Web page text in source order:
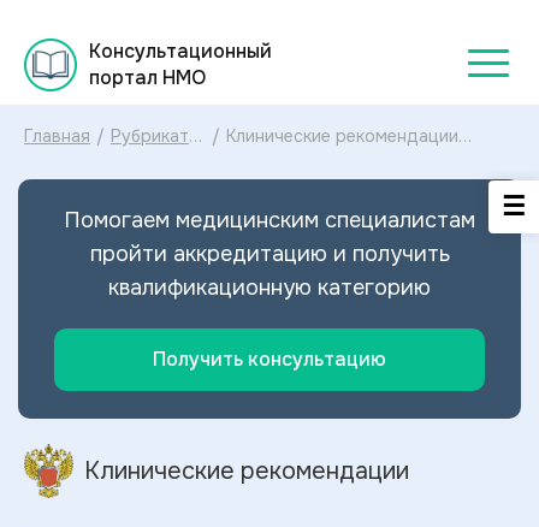
Консультационный
портал НМО
Главная / Рубрикатор
рекомендаций
/ Клинические рекомендации
алкоголя МКБ-10: диагностика и
от алкоголя 2024
Помогаем медицинским специалистам
пройти аккредитацию и получить
квалификационную категорию
Получить консультацию
Клинические рекомендации